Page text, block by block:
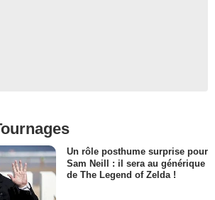
Un rôle posthume surprise pour
Sam Neill : il sera au générique
de The Legend of Zelda !